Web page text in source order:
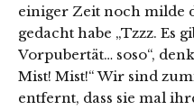
einiger Zeit noch milde
gedacht habe „Tzzz. Es
Vorpubertät… soso“,
Mist! Mist!“ Wir sind
entfernt, dass sie mal